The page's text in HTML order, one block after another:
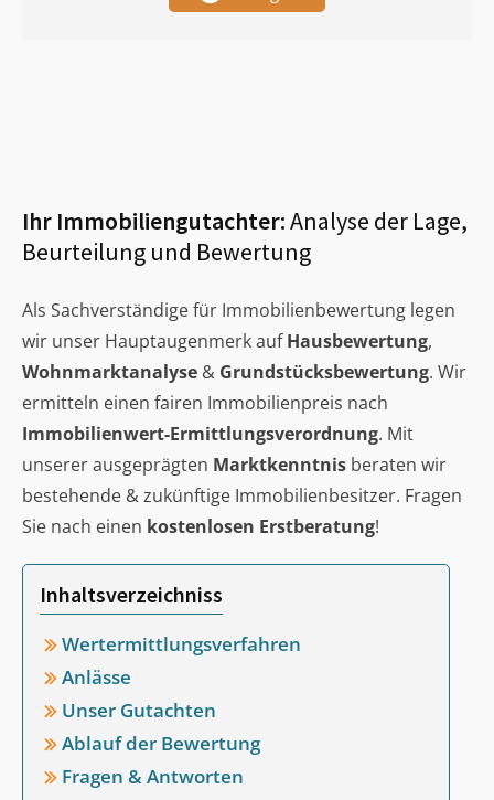
Ihr Immobiliengutachter:Analyse der Lage,
Beurteilung und Bewertung
Als Sachverständige für Immobilienbewertung legen
wir unser Hauptaugenmerk aufHausbewertung,
Wohnmarktanalyse & Grundstücksbewertung. Wir
ermitteln einen fairen Immobilienpreis nach
Immobilienwert-Ermittlungsverordnung. Mit
unserer ausgeprägten Marktkenntnis beraten wir
bestehende & zukünftige Immobilienbesitzer. Fragen
Sie nach einen kostenlosen Erstberatung!
Inhaltsverzeichniss
Wertermittlungsverfahren
Anlässe
Unser Gutachten
Ablauf der Bewertung
Fragen & Antworten